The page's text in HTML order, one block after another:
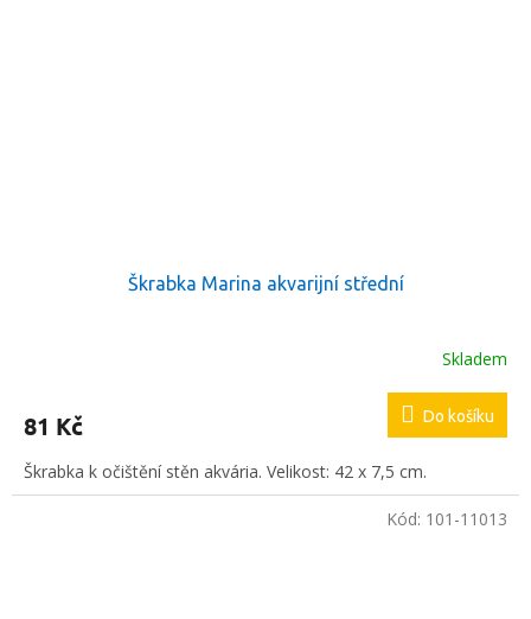
Škrabka Marina akvarijní střední
Skladem
81 Kč Do košíku
Škrabka k očištění stěn akvária. Velikost: 42 x 7,5 cm.
Kód: 101-11013